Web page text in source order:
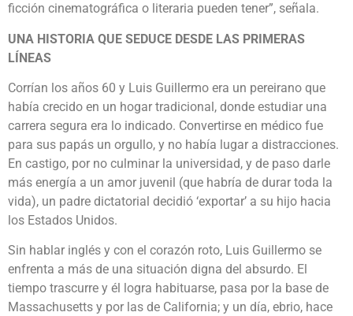
ficción cinematográfica o literaria pueden tener”, señala.
UNA HISTORIA QUE SEDUCE DESDE LAS PRIMERAS
LÍNEAS
Corrían los años 60 y Luis Guillermo era un pereirano que
había crecido en un hogar tradicional, donde estudiar una
carrera segura era lo indicado. Convertirse en médico fue
para sus papás un orgullo, y no había lugar a distracciones.
En castigo, por no culminar la universidad, y de paso darle
más energía a un amor juvenil (que habría de durar toda la
vida), un padre dictatorial decidió ‘exportar’ a su hijo hacia
los Estados Unidos.
Sin hablar inglés y con el corazón roto, Luis Guillermo se
enfrenta a más de una situación digna del absurdo. El
tiempo trascurre y él logra habituarse, pasa por la base de
Massachusetts y por las de California; y un día, ebrio, hace